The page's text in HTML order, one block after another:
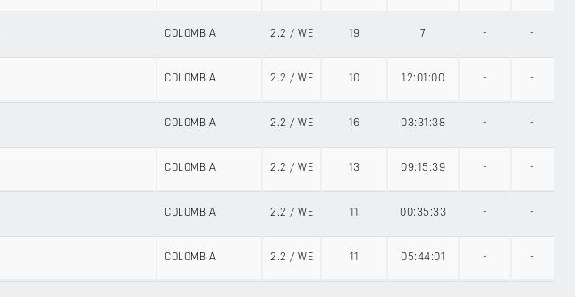
COLOMBIA 2.2 / WE 19 7 - -
COLOMBIA 2.2 / WE 10 12:01:00 - -
COLOMBIA 2.2 / WE 16 03:31:38 - -
COLOMBIA 2.2 / WE 13 09:15:39 - -
COLOMBIA 2.2 / WE 11 00:35:33 - -
COLOMBIA 2.2 / WE 11 05:44:01 - -